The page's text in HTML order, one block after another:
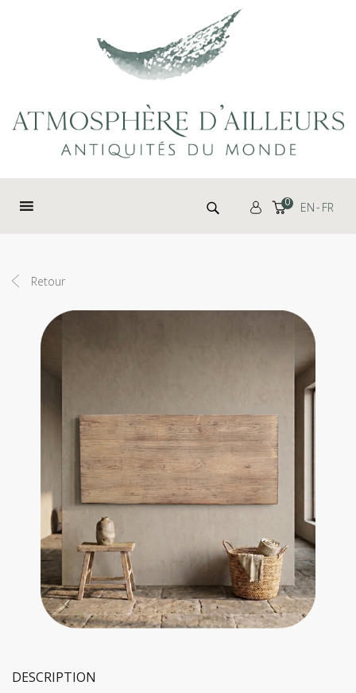
Rechercher : 0 EN FR
Retour
DESCRIPTION